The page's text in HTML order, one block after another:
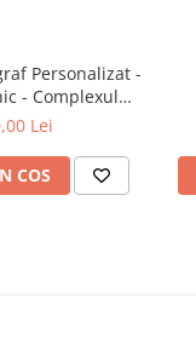
Personalizat -
- Complexul
Ediție limitată
Lei
COS